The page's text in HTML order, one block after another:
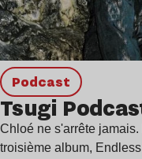
podcast
Tsugi
Chloé ne s'arrête
troisième album,